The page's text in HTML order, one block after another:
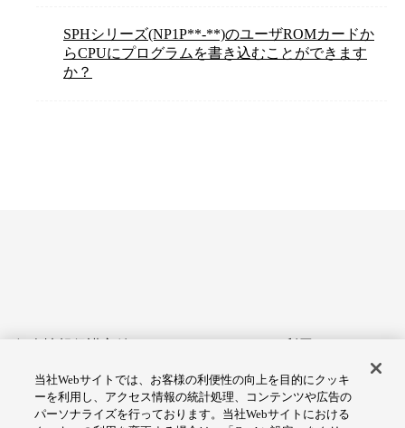
SPHシリーズ(NP1P**-**)のユーザROMカードか
らCPUにプログラムを書き込むことができます
か？
アクセシビリティへの対応
Cookie設定
当社Webサイトでは、お客様の利便性の向上を目的にクッキ
ーを利用し、アクセス情報の統計処理、コンテンツや広告の
パーソナライズを行っております。当社Webサイトにおける